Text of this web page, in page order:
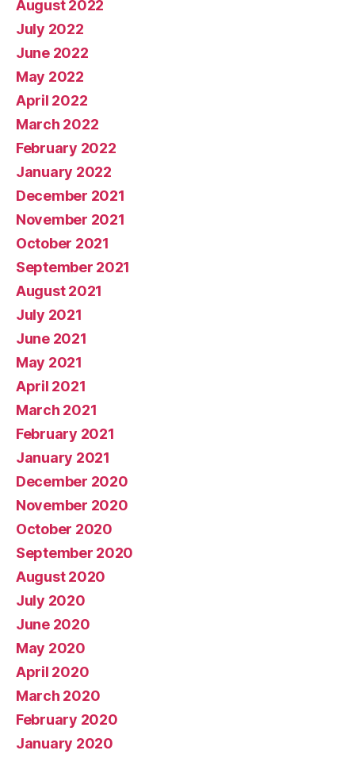
August 2022
July 2022
June 2022
May 2022
April 2022
March 2022
February 2022
January 2022
December 2021
November 2021
October 2021
September 2021
August 2021
July 2021
June 2021
May 2021
April 2021
March 2021
February 2021
January 2021
December 2020
November 2020
October 2020
September 2020
August 2020
July 2020
June 2020
May 2020
April 2020
March 2020
February 2020
January 2020